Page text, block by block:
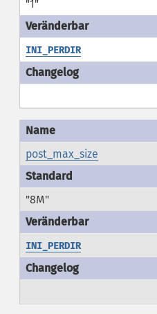
"1"
INI_PERDIR
post_max_size
"8M"
INI_PERDIR